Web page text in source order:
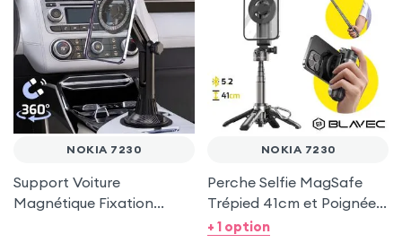
NOKIA 7230
Support Voiture
Magnétique Fixation
NOKIA 7230
Perche Selfie MagSafe
Trépied 41cm et Poignée
Grip - Noir pour Nokia
+ 1 option